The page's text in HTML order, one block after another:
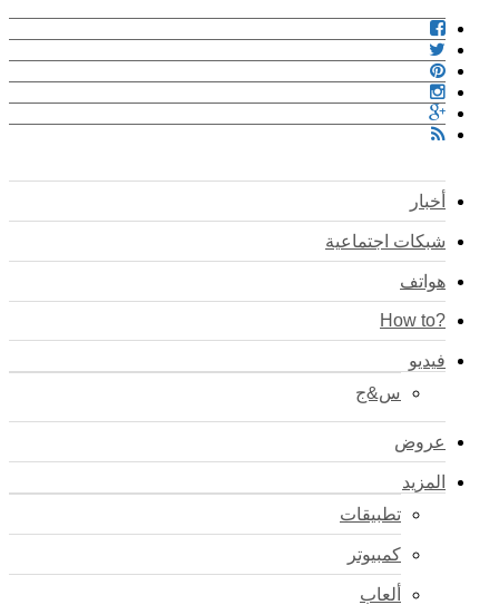
أخبار
شبكات اجتماعية
هواتف
?How to
فيديو
س&ج
عروض
المزيد
تطبيقات
كمبيوتر
ألعاب